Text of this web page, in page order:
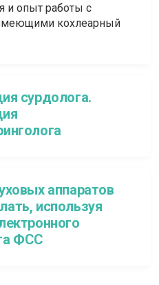
и опыт работы с
кохлеарный
сурдолога.
аппаратов
используя
ФСС